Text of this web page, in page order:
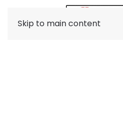
Skip to main content